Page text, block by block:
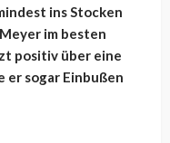
ins Stocken
im besten
positiv über eine
er sogar Einbußen